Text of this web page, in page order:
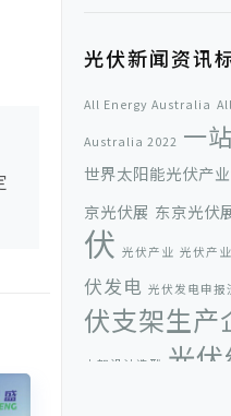
光伏新闻资讯
All Energy Australia
Australia 2022 一
世界太阳能光伏产
京光伏展 东京光伏
伏 光伏产业 光伏产
伏发电 光伏发电申报
伏支架生产
支架设计选型 光